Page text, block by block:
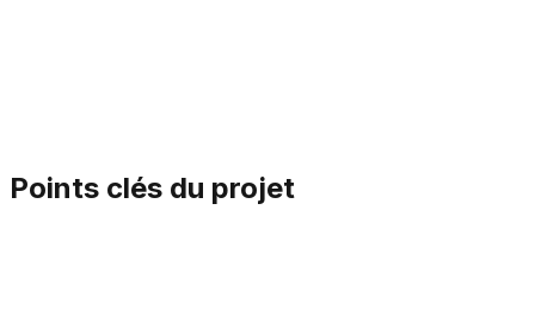
Points clés du projet